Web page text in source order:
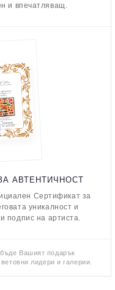
и впечатляващ.
АВТЕНТИЧНОСТ
Сертификат за
уникалност и
подпис на артиста.
Вашият подарък
лидери и галерии.